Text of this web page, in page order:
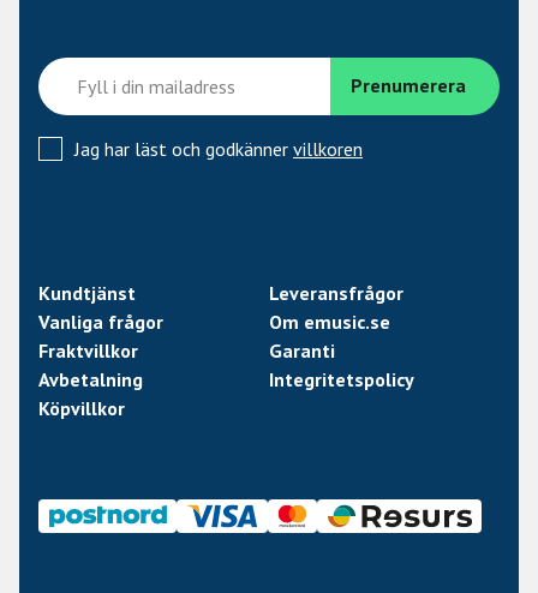
Jag har läst och godkänner villkoren
Kundtjänst
Leveransfrågor
Vanliga frågor
Om emusic.se
Fraktvillkor
Garanti
Avbetalning
Integritetspolicy
Köpvillkor